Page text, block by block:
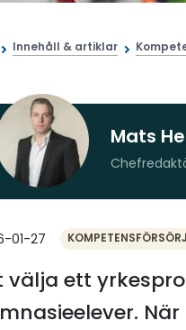
Innehåll & artiklar
Mats
01-27
välja ett